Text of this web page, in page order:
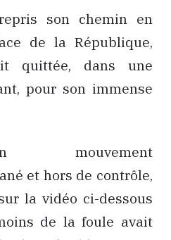
son chemin en
de la République,
quittée, dans une
pour son immense
mouvement
et hors de contrôle,
la vidéo ci-dessous
de la foule avait